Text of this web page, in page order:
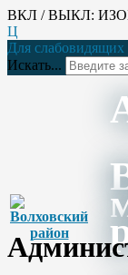
ВКЛ / ВЫКЛ:
Ц
Для слабовидящих
Искать...